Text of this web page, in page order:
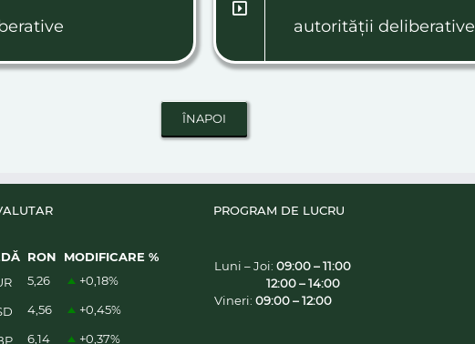
autorității deliberative
RON
MODIFICARE %
5,26 +0,18%
4,56 +0,45%
6,14 +0,37%
PROGRAM DE LUCRU
Luni – Joi: 09:00 – 11:00
12:00 – 14:00
Vineri: 09:00 – 12:00